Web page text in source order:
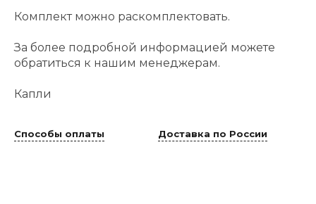
Комплект можно раскомплектовать.
За более подробной информацией можете
обратиться к нашим менеджерам.
Капли
Способы оплаты Доставка по России